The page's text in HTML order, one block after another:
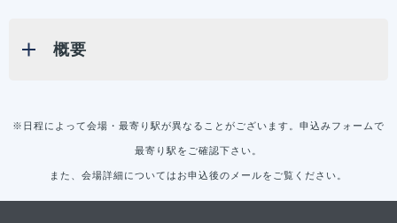
概要
※日程によって会場・最寄り駅が異なることがございます。申込みフォームで
最寄り駅をご確認下さい。
また、会場詳細についてはお申込後のメールをご覧ください。